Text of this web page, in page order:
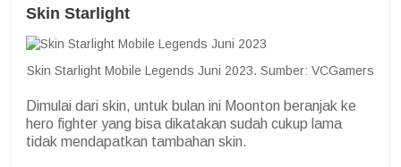
Skin Starlight
Skin Starlight Mobile Legends Juni 2023. Sumber: VCGamers
Dimulai dari skin, untuk bulan ini Moonton beranjak ke
hero fighter yang bisa dikatakan sudah cukup lama
tidak mendapatkan tambahan skin.